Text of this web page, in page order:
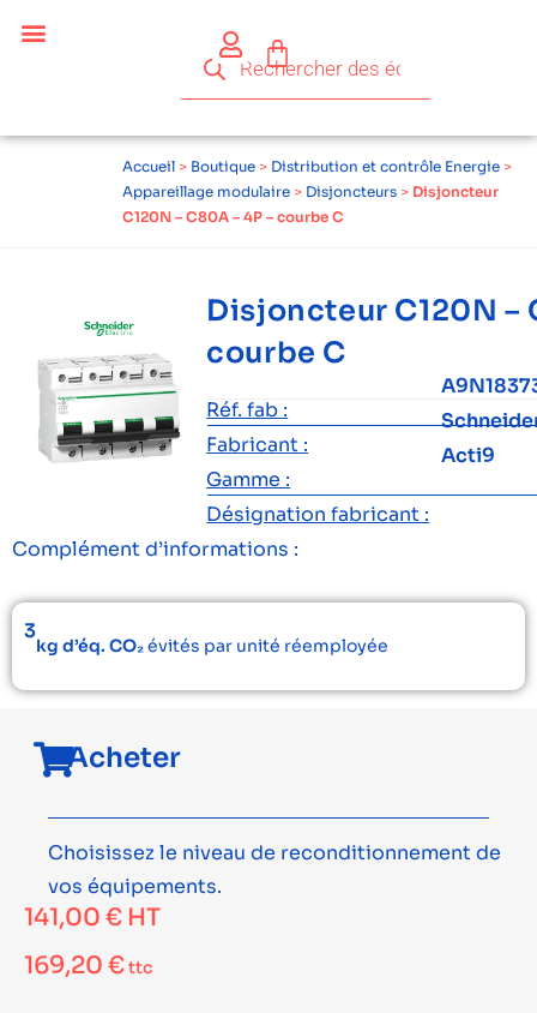
Accueil > Boutique > Distribution et contrôle Energie >
Appareillage modulaire > Disjoncteurs > Disjoncteur
C120N – C80A – 4P – courbe C
Disjoncteur C120N –
courbe C
Réf. fab :
Fabricant :
Gamme :
Acti9
Désignation fabricant :
Complément d’informations :
3
kg d’éq. CO₂évités par unité réemployée
Acheter
Choisissez le niveau de reconditionnement de
vos équipements.
141,00 € HT
169,20 €ttc